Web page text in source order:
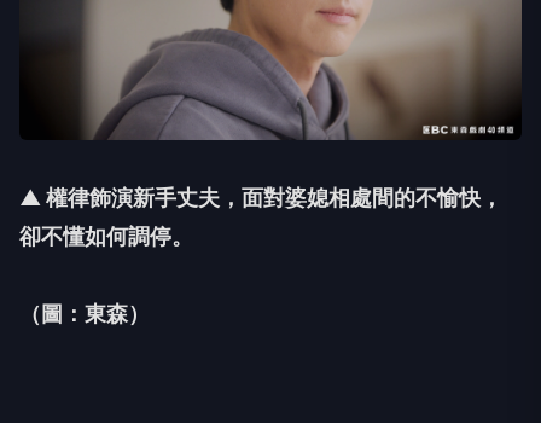
▲ 權律飾演新手丈夫，面對婆媳相處間的不愉快，
卻不懂如何調停。
（圖：東森）